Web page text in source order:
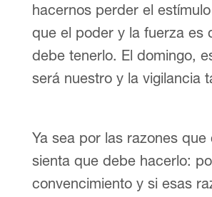
hacernos perder el
que el poder y la fuerza es
debe tenerlo. El domingo,
será nuestro y la vigilancia
Ya sea por las razones que
sienta que debe hacerlo:
convencimiento y si esas